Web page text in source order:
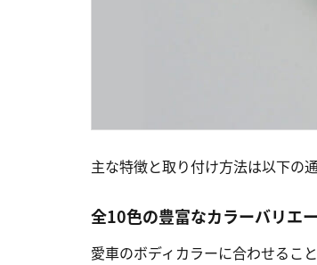
主な特徴と取り付け方法は以下の通
全10色の豊富なカラーバリエ
愛車のボディカラーに合わせるこ